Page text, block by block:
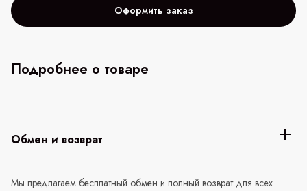
Оформить заказ
Подробнее о товаре
Обмен и возврат
Мы предлагаем бесплатный обмен и полный возврат для всех